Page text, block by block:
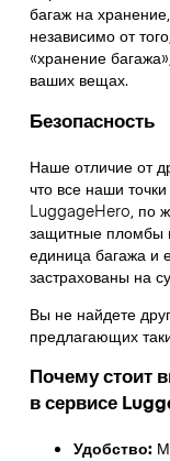
багаж на
независимо от
«хранение
ваших вещах.
Безопасность
Наше отличие от
чтовсе наши точки
LuggageHero, по
защитные пломбы
единица багажа и
застрахованы на
Вы не найдете
предлагающих
Почему стоит
в сервисе
Удобство: